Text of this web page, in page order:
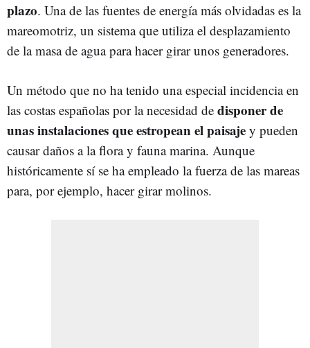
plazo. Una de las fuentes de energía más olvidadas es la
mareomotriz, un sistema que utiliza el desplazamiento
de la masa de agua para hacer girar unos generadores.
Un método que no ha tenido una especial incidencia en
las costas españolas por la necesidad de disponer de
unas instalaciones que estropean el paisaje y pueden
causar daños a la flora y fauna marina. Aunque
históricamente sí se ha empleado la fuerza de las mareas
para, por ejemplo, hacer girar molinos.